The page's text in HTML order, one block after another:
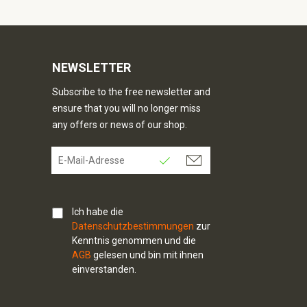
NEWSLETTER
Subscribe to the free newsletter and
ensure that you will no longer miss
any offers or news of our shop.
Ich habe die
Datenschutzbestimmungen zur
Kenntnis genommen und die
AGB gelesen und bin mit ihnen
einverstanden.